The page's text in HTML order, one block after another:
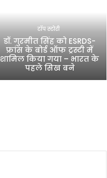
टॉप स्टोरी
डॉ. गुरमीत सिंह को ESRDS-
फ्रांस के बोर्ड ऑफ ट्रस्टी में
शामिल किया गया – भारत के
पहले सिख बने